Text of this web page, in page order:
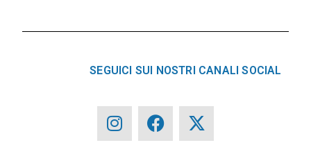
SEGUICI SUI NOSTRI CANALI SOCIAL